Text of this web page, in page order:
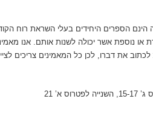
הספרים היחידים בעלי השראת רוח
נוספת אשר יכולה לשנות אותם. אנו
את דברו, לכן כל המאמינים צריכים